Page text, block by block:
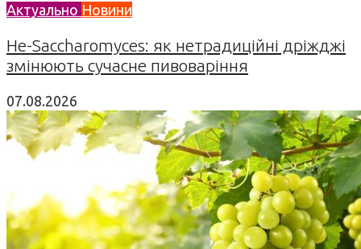
Актуально Новини
Не-Saccharomyces: як нетрадиційні дріжджі
змінюють сучасне пивоваріння
07.08.2026